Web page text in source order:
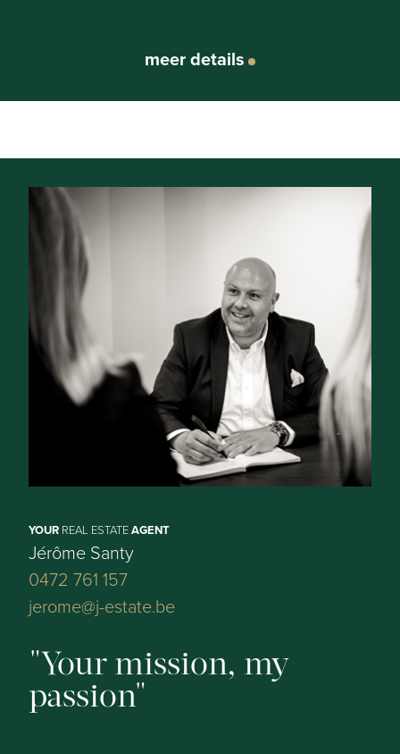
meer details
Adres:
Marbella
Referentie:
JS/TK/0151
Type:
Penthouse
YOUR REAL ESTATEAGENT
Jérôme Santy
0472 761 157
jerome@j-estate.be
Your mission, my
passion